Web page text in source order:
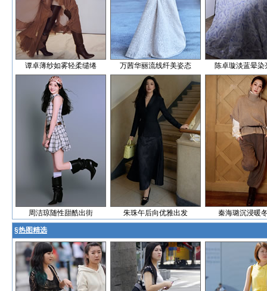
谭卓薄纱如雾轻柔缱绻 万茜华丽流线纤美姿态 陈卓璇淡蓝晕染
周洁琼随性甜酷出街 朱珠午后向优雅出发 秦海璐沉浸暖
§热图精选